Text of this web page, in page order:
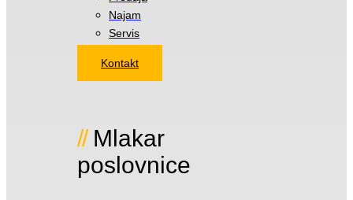
Najam
Servis
Kontakt
Mlakar
poslovnice